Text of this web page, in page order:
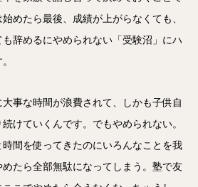
めたら最後、成績が上がらなくても、
辞めるにやめられない「受験沼」にハ
事な時間が浪費されて、しかも子供自
けていくんです。でもやめられない。
間を使ってきたのにいろんなことを我
たら全部無駄になってしまう。塾で友